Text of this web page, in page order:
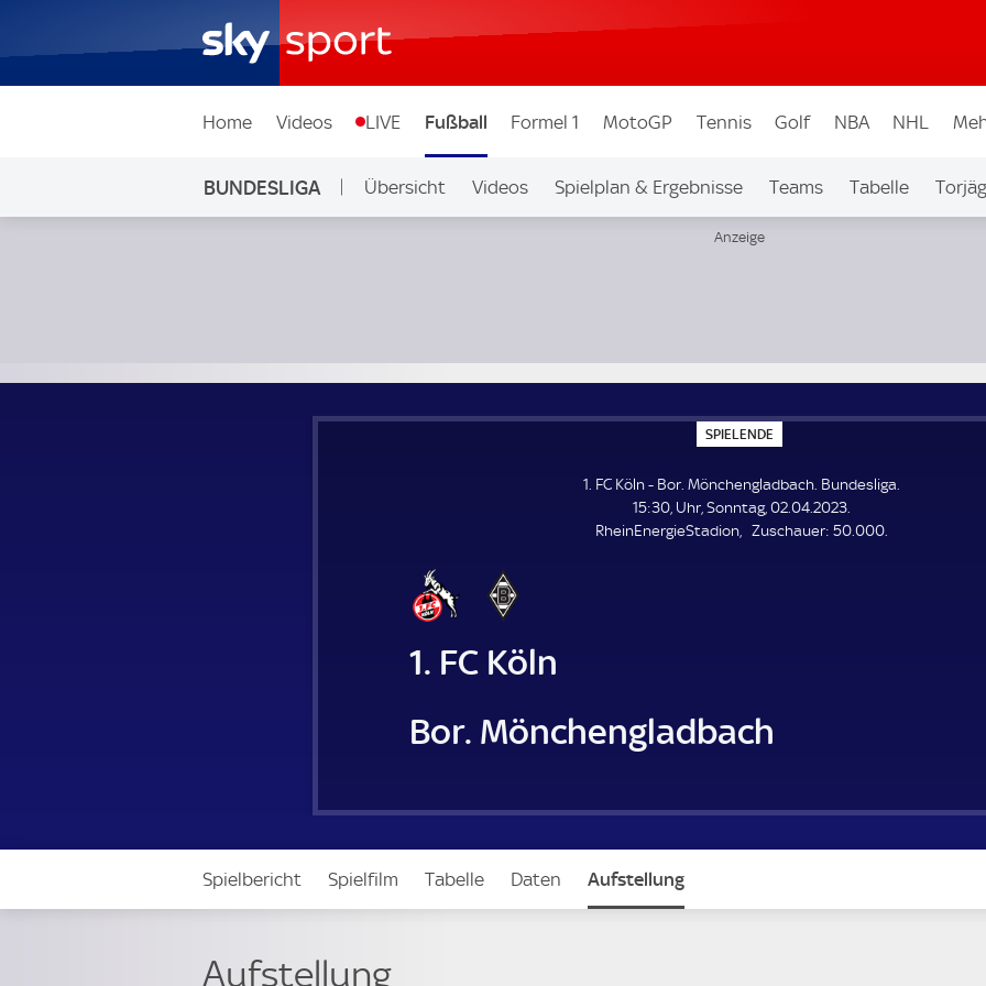
Home Videos LIVE Fußball Formel 1 MotoGP Tennis Golf NBA NHL
BUNDESLIGA Übersicht Videos Spielplan & Ergebnisse Teams Tabelle
SPIELENDE
P
E
L
E
N
1. FC Köln - Bor. Mönchengladbach. Bundesliga.
15:30, Uhr, Sonntag, 02.04.2023.
RheinEnergieStadion
Zuschauer: Z
50.000.
1. FC Köln
Bor. Mönchengladbach
Spielbericht Spielfilm Tabelle Daten Aufstellung
Aufstellung